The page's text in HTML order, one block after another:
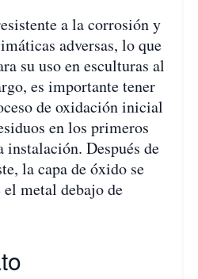
a la corrosión y
adversas, lo que
su uso en esculturas al
es importante tener
de oxidación inicial
en los primeros
instalación. Después de
la capa de óxido se
metal debajo de